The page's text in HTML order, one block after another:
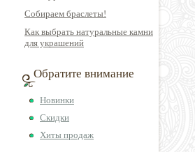
Собираем браслеты!
Как выбрать натуральные камни
для украшений
Обратите внимание
Новинки
Скидки
Хиты продаж